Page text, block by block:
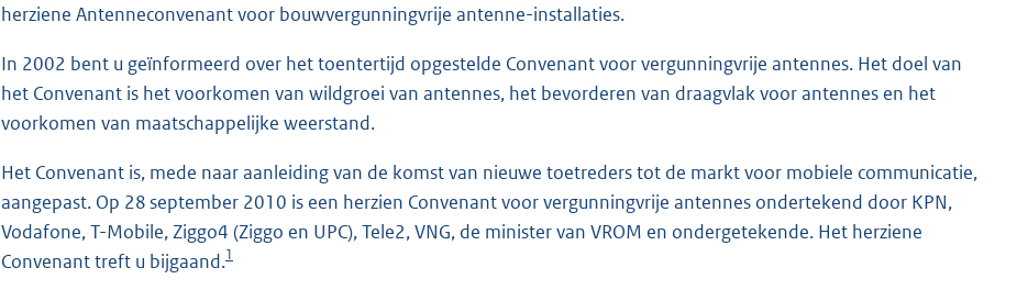
4
herziene Antenneconvenant voor bouwvergunningvrije antenne-installaties.
In 2002 bent u geïnformeerd over het toentertijd opgestelde Convenant voor vergunningvrije antennes. Het doel van
het Convenant is het voorkomen van wildgroei van antennes, het bevorderen van draagvlak voor antennes en het
voorkomen van maatschappelijke weerstand.
Het Convenant is, mede naar aanleiding van de komst van nieuwe toetreders tot de markt voor mobiele communicatie,
aangepast. Op 28 september 2010 is een herzien Convenant voor vergunningvrije antennes ondertekend door KPN,
Vodafone, T-Mobile, Ziggo4 (Ziggo en UPC), Tele2, VNG, de minister van VROM en ondergetekende. Het herziene
Convenant treft u bijgaand.1